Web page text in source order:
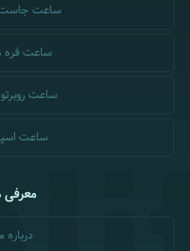
ساعت جاست
ساعت فره
ساعت روبرتو
ساعت
معرفی
درباره